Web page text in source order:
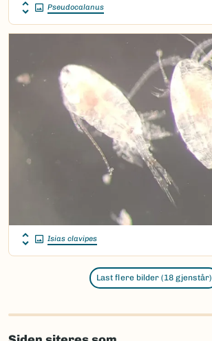
Pseudocalanus
Isias clavipes
Last flere bilder (18 gjenstår)